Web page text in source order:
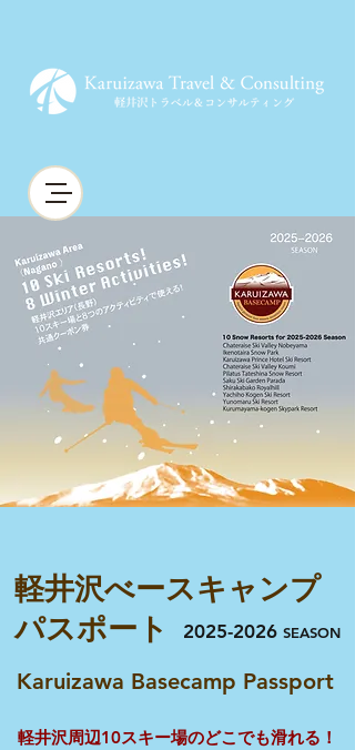
​軽井沢べースキャンプ
パスポート
2025-2026 SEASON
Karuizawa Basecamp Passport
軽井沢周辺10スキー場のどこでも滑れる！